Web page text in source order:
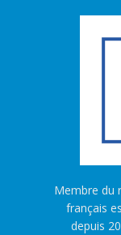
Membre du
français
depuis